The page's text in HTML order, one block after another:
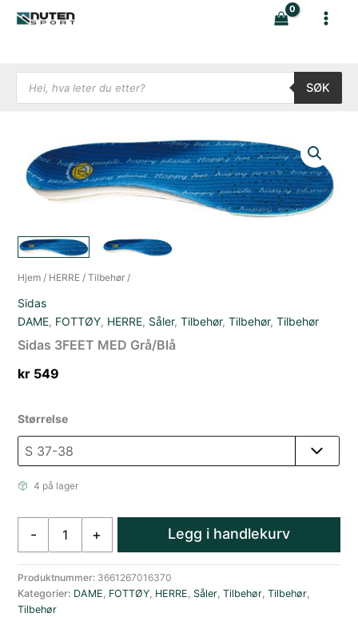
rett
Products search
SØK
Hjem / HERRE /Tilbehør /
Sidas
DAME, FOTTØY, HERRE, Såler,Tilbehør,Tilbehør,Tilbehør
Sidas 3FEET MED Grå/Blå
kr 549
Størrelse
4 på lager
-
3FEET MED
antall
+ Legg i handlekurv
Produktnummer: 3661267016370
Kategorier: DAME, FOTTØY, HERRE, Såler,Tilbehør,Tilbehør,
Tilbehør